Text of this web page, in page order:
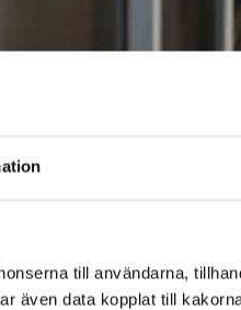
till användarna,
även data kopplat till